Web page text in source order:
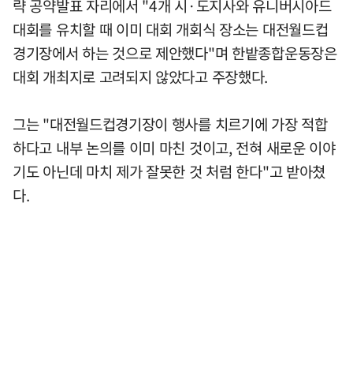
략 공약발표 자리에서 "4개 시·도지사와 유니버시아드
대회를 유치할 때 이미 대회 개회식 장소는 대전월드컵
경기장에서 하는 것으로 제안했다"며 한밭종합운동장은
대회 개최지로 고려되지 않았다고 주장했다.
그는 "대전월드컵경기장이 행사를 치르기에 가장 적합
하다고 내부 논의를 이미 마친 것이고, 전혀 새로운 이야
기도 아닌데 마치 제가 잘못한 것 처럼 한다"고 받아쳤
다.